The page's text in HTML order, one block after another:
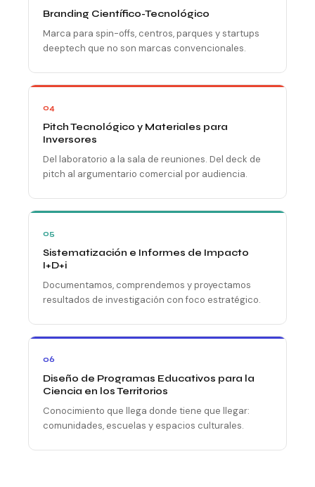
Branding Científico-Tecnológico
Marca para spin-offs, centros, parques y startups
deeptech que no son marcas convencionales.
04
Pitch Tecnológico y Materiales para
Inversores
Del laboratorio a la sala de reuniones. Del deck de
pitch al argumentario comercial por audiencia.
05
Sistematización e Informes de Impacto
I+D+i
Documentamos, comprendemos y proyectamos
resultados de investigación con foco estratégico.
06
Diseño de Programas Educativos para la
Ciencia en los Territorios
Conocimiento que llega donde tiene que llegar:
comunidades, escuelas y espacios culturales.